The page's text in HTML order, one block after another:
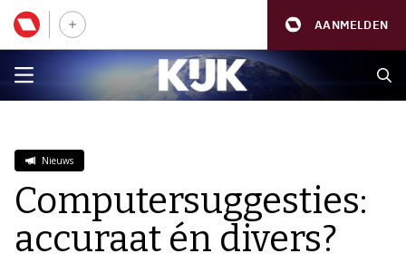
AANMELDEN
Nieuws
Computersuggesties:
accuraat én divers?